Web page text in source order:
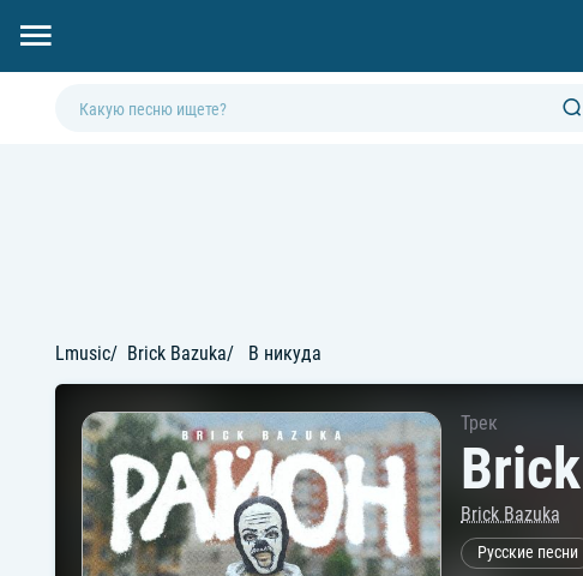
Lmusic Brick Bazuka В никуда
Трек
Brick Bazuka
Русские песни